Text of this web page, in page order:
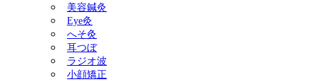
美容鍼灸
Eye灸
へそ灸
耳つぼ
ラジオ波
小顔矯正